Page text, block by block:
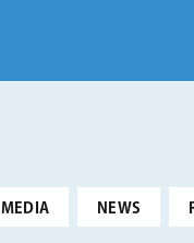
MEDIA NEWS